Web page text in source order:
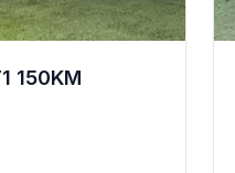
150KM